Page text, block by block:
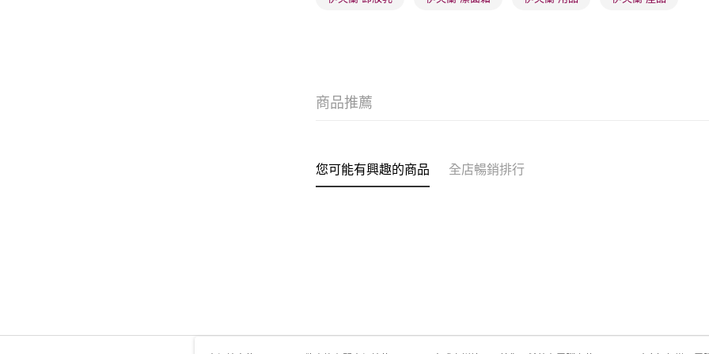
商品推薦
您可能有興趣的商品 全店暢銷排行